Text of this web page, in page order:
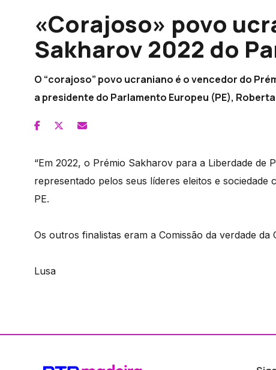
«Corajoso» povo
Sakharov 2022 do
O “corajoso” povo ucraniano é o vencedor do
a presidente do Parlamento Europeu (PE),
“Em 2022, o Prémio Sakharov para a Liberdade
representado pelos seus líderes eleitos e
PE.
Os outros finalistas eram a Comissão da verdade
Lusa